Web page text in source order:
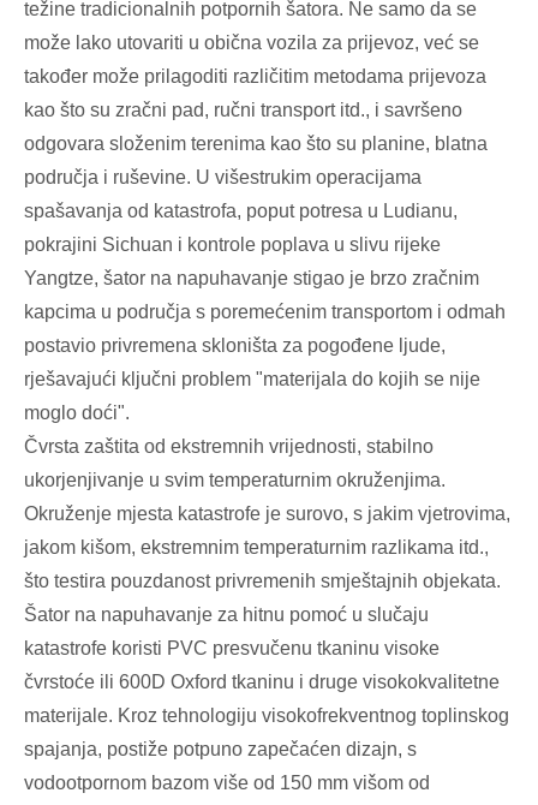
težine tradicionalnih potpornih šatora. Ne samo da se
može lako utovariti u obična vozila za prijevoz, već se
također može prilagoditi različitim metodama prijevoza
kao što su zračni pad, ručni transport itd., i savršeno
odgovara složenim terenima kao što su planine, blatna
područja i ruševine. U višestrukim operacijama
spašavanja od katastrofa, poput potresa u Ludianu,
pokrajini Sichuan i kontrole poplava u slivu rijeke
Yangtze, šator na napuhavanje stigao je brzo zračnim
kapcima u područja s poremećenim transportom i odmah
postavio privremena skloništa za pogođene ljude,
rješavajući ključni problem "materijala do kojih se nije
moglo doći".
Čvrsta zaštita od ekstremnih vrijednosti, stabilno
ukorjenjivanje u svim temperaturnim okruženjima.
Okruženje mjesta katastrofe je surovo, s jakim vjetrovima,
jakom kišom, ekstremnim temperaturnim razlikama itd.,
što testira pouzdanost privremenih smještajnih objekata.
Šator na napuhavanje za hitnu pomoć u slučaju
katastrofe koristi PVC presvučenu tkaninu visoke
čvrstoće ili 600D Oxford tkaninu i druge visokokvalitetne
materijale. Kroz tehnologiju visokofrekventnog toplinskog
spajanja, postiže potpuno zapečaćen dizajn, s
vodootpornom bazom više od 150 mm višom od